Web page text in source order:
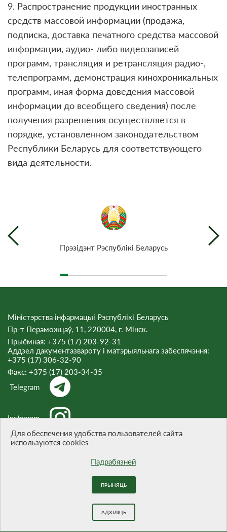
9. Распространение продукции иностранных
средств массовой информации (продажа,
подписка, доставка печатного средства массовой
информации, аудио- либо видеозаписей
программ, трансляция и ретрансляция радио-,
телепрограмм, демонстрация кинохроникальных
программ, иная форма доведения массовой
информации до всеобщего сведения) после
получения разрешения осуществляется в
порядке, установленном законодательством
Республики Беларусь для соответствующего
вида деятельности.
Прэзiдэнт Рэспублiкi Беларусь
Міністэрства інфармацыі Рэспублікі Беларусь
Пр-т Пераможцаў, 11, 220004, г. Мінск.
Прыёмная: +375 (17) 203-92-31
Аддзел дакументазвароту і матэрыяльнага забеспячэння:
+375 (17) 306-32-90
Факс: +375 (17) 203-34-35
Telegram
Instagram
Пры цытаванні матэрыялаў спасылка на сайт абавязковая.
БЕЛТА
Для обеспечения удобства пользователей сайта
используются cookies
Падрабязней
ПРЫНЯЦЬ
АДХІЛІЦЬ